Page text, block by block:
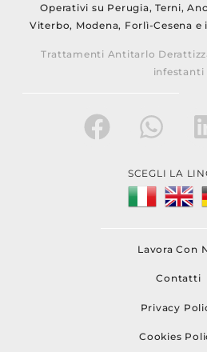
Operativi su Perugia, Terni,
Viterbo, Modena, Forlì-Cesena
Trattamenti Antitarlo
infestanti
SCEGLI LA
Lavora Con
Contatti
Privacy
Cookies